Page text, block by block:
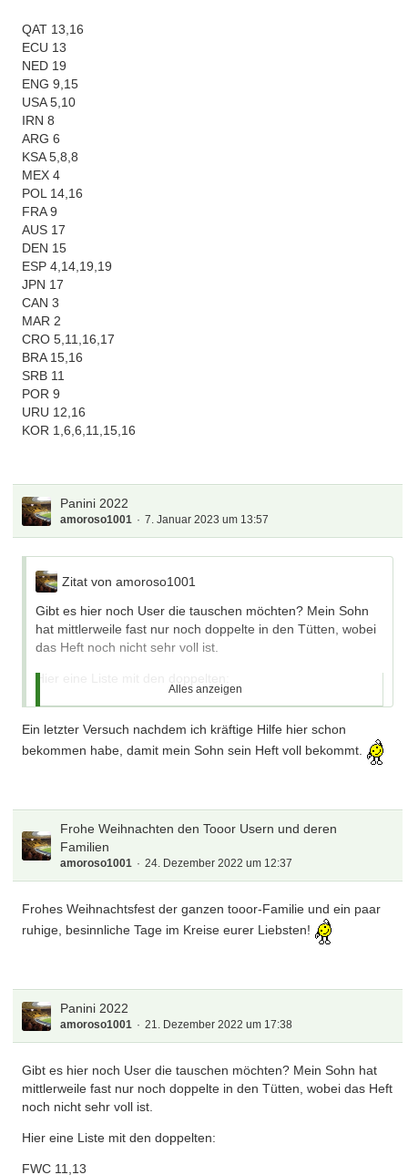
QAT 13,16
ECU 13
NED 19
ENG 9,15
USA 5,10
IRN 8
ARG 6
KSA 5,8,8
MEX 4
POL 14,16
FRA 9
AUS 17
DEN 15
ESP 4,14,19,19
JPN 17
CAN 3
MAR 2
CRO 5,11,16,17
BRA 15,16
SRB 11
POR 9
URU 12,16
KOR 1,6,6,11,15,16
Panini 2022
amoroso1001 7. Januar 2023 um 13:57
Zitat von amoroso1001
Gibt es hier noch User die tauschen möchten? Mein Sohn
hat mittlerweile fast nur noch doppelte in den Tütten, wobei
das Heft noch nicht sehr voll ist.
FWC 11,13
QAT 13
ECU
WAL 15
IRN 8,11
MEX
POL 4,14
TUN
ESP 3,4,14,19,19
JPN 17,17
BEL
CAN 3
CRO 5,11,17
SRB 11
Alles anzeigen
Ein letzter Versuch nachdem ich kräftige Hilfe hier schon
bekommen habe, damit mein Sohn sein Heft voll bekommt.
Frohe Weihnachten den Tooor Usern und deren
Familien
amoroso1001 24. Dezember 2022 um 12:37
Frohes Weihnachtsfest der ganzen tooor-Familie und ein paar
ruhige, besinnliche Tage im Kreise eurer Liebsten!
Panini 2022
amoroso1001 21. Dezember 2022 um 17:38
Gibt es hier noch User die tauschen möchten? Mein Sohn hat
mittlerweile fast nur noch doppelte in den Tütten, wobei das Heft
noch nicht sehr voll ist.
Hier eine Liste mit den doppelten:
FWC 11,13